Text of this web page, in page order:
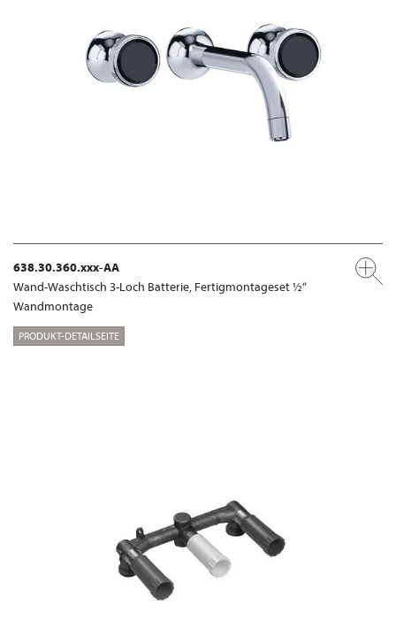
638.30.360.xxx-AA
Wand-Waschtisch 3-Loch Batterie, Fertigmontageset ½“
Wandmontage
PRODUKT-DETAILSEITE